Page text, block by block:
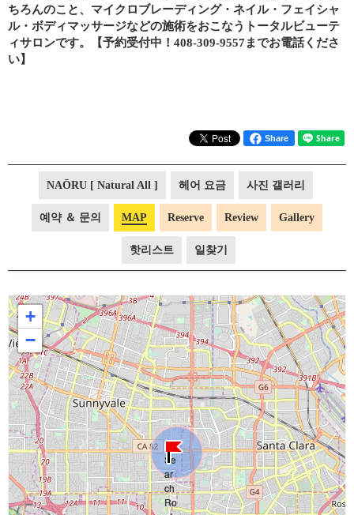
ちろんのこと、マイクロブレーディング・ネイル・フェイシャ
ル・ボディマッサージなどの施術をおこなうトータルビューテ
ィサロンです。【予約受付中！408-309-9557までお電話くださ
い】
Share
NAŌRU [ Natural All ] 헤어 요금 사진 갤러리
예약 ＆ 문의 MAP Reserve Review Gallery
핫리스트 일찾기
+
−